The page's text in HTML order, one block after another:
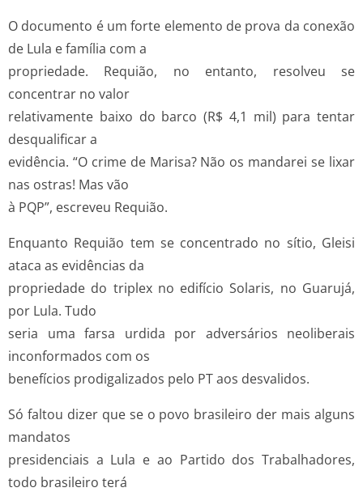
O documento é um forte elemento de prova da conexão
de Lula e família com a
propriedade. Requião, no entanto, resolveu se
concentrar no valor
relativamente baixo do barco (R$ 4,1 mil) para tentar
desqualificar a
evidência. “O crime de Marisa? Não os mandarei se lixar
nas ostras! Mas vão
à PQP”, escreveu Requião.
Enquanto Requião tem se concentrado no sítio, Gleisi
ataca as evidências da
propriedade do triplex no edifício Solaris, no Guarujá,
por Lula. Tudo
seria uma farsa urdida por adversários neoliberais
inconformados com os
benefícios prodigalizados pelo PT aos desvalidos.
Só faltou dizer que se o povo brasileiro der mais alguns
mandatos
presidenciais a Lula e ao Partido dos Trabalhadores,
todo brasileiro terá